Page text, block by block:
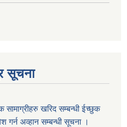
सूचना
खरिद सम्बन्धी ईच्छुक
गर्न अव्हान सम्बन्धी सूचना ।